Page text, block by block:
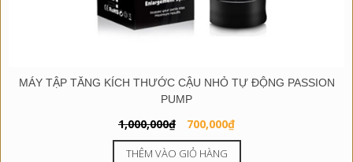
MÁY TẬP TĂNG KÍCH THƯỚC CẬU NHỎ TỰ ĐỘNG PASSION
PUMP
1,000,000₫
Giá
gốc
là:
700,000₫Giá
hiện
THÊM VÀO GIỎ HÀNG